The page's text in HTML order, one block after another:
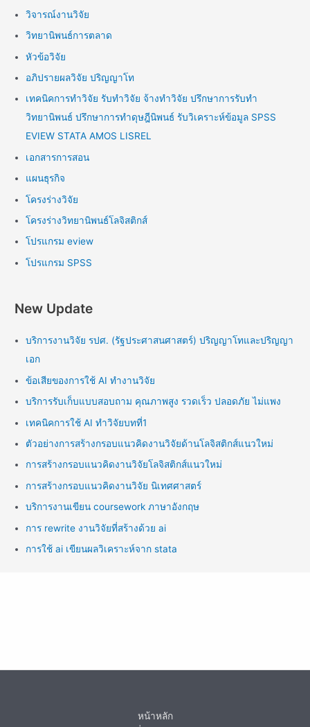
วิจารณ์งานวิจัย
วิทยานิพนธ์การตลาด
หัวข้อวิจัย
อภิปรายผลวิจัย ปริญญาโท
เทคนิคการทำวิจัย รับทำวิจัย จ้างทำวิจัย ปรึกษาการรับทำ
วิทยานิพนธ์ ปรึกษาการทำดุษฎีนิพนธ์ รับวิเคราะห์ข้อมูล SPSS
EVIEW STATA AMOS LISREL
เอกสารการสอน
แผนธุรกิจ
โครงร่างวิจัย
โครงร่างวิทยานิพนธ์โลจิสติกส์
โปรแกรม eview
โปรแกรม SPSS
New Update
บริการงานวิจัย รปศ. (รัฐประศาสนศาสตร์) ปริญญาโทและปริญญา
เอก
ข้อเสียของการใช้ AI ทำงานวิจัย
บริการรับเก็บแบบสอบถาม คุณภาพสูง รวดเร็ว ปลอดภัย ไม่แพง
เทคนิคการใช้ AI ทำวิจัยบทที่1
ตัวอย่างการสร้างกรอบแนวคิดงานวิจัยด้านโลจิสติกส์แนวใหม่
การสร้างกรอบแนวคิดงานวิจัยโลจิสติกส์แนวใหม่
การสร้างกรอบแนวคิดงานวิจัย นิเทศศาสตร์
บริการงานเขียน coursework ภาษาอังกฤษ
การ rewrite งานวิจัยที่สร้างด้วย ai
การใช้ ai เขียนผลวิเคราะห์จาก stata
หน้าหลัก